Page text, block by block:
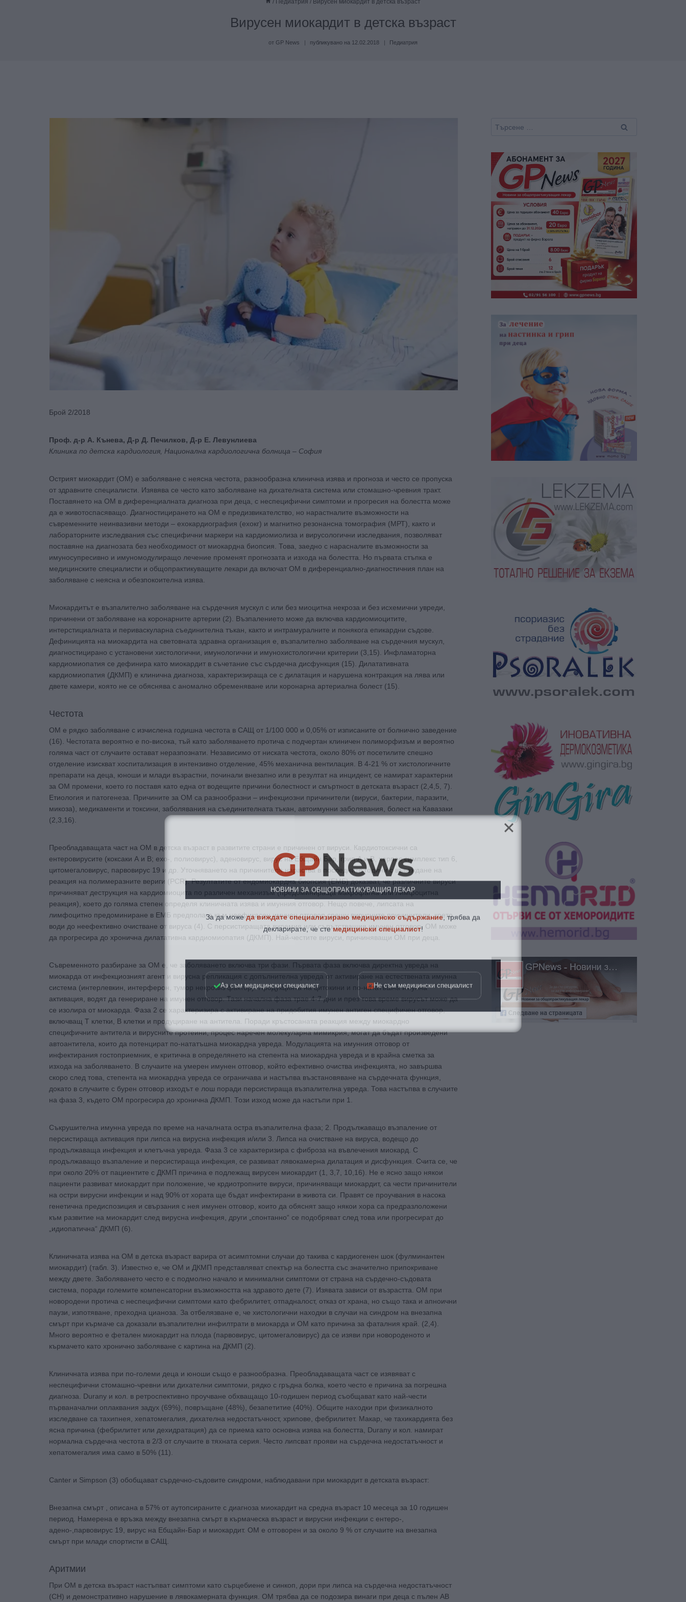
/ Педиатрия / Вирусен миокардит в детска възраст
Вирусен миокардит в детска възраст
от GP News публикувано на 12.02.2018 Педиатрия
Брой 2/2018
Проф. д-р А. Кънева, Д-р Д. Печилков, Д-р Е. Левунлиева
Клиника по детска кардиология, Национална кардиологична болница – София
Острият миокардит (ОМ) е заболяване с неясна честота, разнообразна клинична изява и прогноза и често се пропуска
от здравните специалисти. Изявява се често като заболяване на дихателната система или стомашно-чревния тракт.
Поставянето на ОМ в диференциалната диагноза при деца, с неспецифични симптоми и прогресия на болестта може
да е животоспасяващо. Диагностицирането на ОМ е предизвикателство, но нарастналите възможности на
съвременните неинвазивни методи – ехокардиография (ехокг) и магнитно резонансна томография (МРТ), както и
лабораторните изследвания със специфични маркери на кардиомиолиза и вирусологични изследвания, позволяват
поставяне на диагнозата без необходимост от миокардна биопсия. Това, заедно с нарасналите възможности за
имуносупресивно и имуномодулиращо лечение променят прогнозата и изхода на болестта. Но първата стъпка е
медицинските специалисти и общопрактикуващите лекари да включат ОМ в диференциално-диагностичния план на
заболяване с неясна и обезпокоителна изява.
Миокардитът е възпалително заболяване на сърдечния мускул с или без миоцитна некроза и без исхемични увреди,
причинени от заболяване на коронарните артерии (2). Възпалението може да включва кардиомиоцитите,
интерстициалната и периваскуларна съединителна тъкан, както и интрамуралните и понякога епикардни съдове.
Дефиницията на миокардита на световната здравна организация е, възпалително заболяване на сърдечния мускул,
диагностицирано с установени хистологични, имунологични и имунохистологични критерии (3,15). Инфламаторна
кардиомиопатия се дефинира като миокардит в съчетание със сърдечна дисфункция (15). Дилатативната
кардиомиопатия (ДКМП) е клинична диагноза, характеризираща се с дилатация и нарушена контракция на лява или
двете камери, която не се обяснява с аномално обременяване или коронарна артериална болест (15).
Честота
ОМ е рядко заболяване с изчислена годишна честота в САЩ от 1/100 000 и 0,05% от изписаните от болнично заведение
(16). Честотата вероятно е по-висока, тъй като заболяването протича с подчертан клиничен полиморфизъм и вероятно
голяма част от случаите остават неразпознати. Независимо от ниската честота, около 80% от посетилите спешно
отделение изискват хоспитализация в интензивно отделение, 45% механична вентилация. В 4-21 % от хистологичните
препарати на деца, юноши и млади възрастни, починали внезапно или в резултат на инцидент, се намират характерни
за ОМ промени, което го поставя като една от водещите причини болестност и смъртност в детската възраст (2,4,5, 7).
Етиология и патогенеза. Причините за ОМ са разнообразни – инфекциозни причинители (вируси, бактерии, паразити,
микоза), медикаменти и токсини, заболявания на съединителната тъкан, автоимунни заболявания, болест на Кавазаки
(2,3,16).
Преобладаващата част на ОМ в детска възраст в развитите страни е причинен от вируси. Кардиотоксични са
ентеровирусите (коксаки А и В; ехо-, полиовирус), аденовирус, вирус на Ебщайн Бар, грип А и В, херпес симплекс тип 6,
цитомегаловирус, парвовирус 19 и др. Уточняването на причинителя нараства в последните години с въвеждане на
реакция на полимеразните вериги (PCR). Резултатите от ендомиокардна биопсия (ЕМБ) доказват, че различните вируси
причиняват деструкция на кардиомиоцита по различен механизъм (предоминираща макрофагна или лимфоцитна
реакция), което до голяма степен определя клиничната изява и имунния отговор. Нещо повече, липсата на
лимфоцитно предоминиране в ЕМБ предполага към неефикасен имунен отговор срещу вирусните причинители, което
води до неефективно очистване от вируса (4). С персистиращата виремия или съпътстващия имунен отговор, ОМ може
да прогресира до хронична дилатативна кардиомиопатия (ДКМП). Най-честите вируси, причиняващи ОМ при деца.
Съвременното разбиране за ОМ е, че заболяването включва три фази. Първата фаза включва директна увреда на
миокарда от инфекциозният агент и вирусна репликация с допълнителна увреда от активиране на естествената имунна
система (интерлевкин, интерферон, тумор некрозиз фактор). Продукцията на цитокини и по-нататъшна имунна
активация, водят да генериране на имунен отговор. Тази начална фаза трае 4-7 дни и през това време вирусът може да
се изолира от миокарда. Фаза 2 се характеризира с активиране на придобития имунен антиген специфичен отговор,
включващ Т клетки, В клетки и продуциране на антитела. Поради кръстосаната реакция между миокардно
специфичните антитела и вирусните протеини, процес наречен молекуларна мимикрия, могат да бъдат произведени
автоантитела, които да потенцират по-нататъшна миокардна увреда. Модулацията на имунния отговор от
инфектирания гостоприемник, е критична в определянето на степента на миокардна увреда и в крайна сметка за
изхода на заболяването. В случаите на умерен имунен отговор, който ефективно очиства инфекцията, но завършва
скоро след това, степента на миокардна увреда се ограничава и настъпва възстановяване на сърдечната функция,
докато в случаите с бурен отговор изходът е лош поради персистираща възпалителна увреда. Това настъпва в случаите
на фаза 3, където ОМ прогресира до хронична ДКМП. Този изход може да настъпи при 1.
Съкрушителна имунна увреда по време на началната остра възпалителна фаза; 2. Продължаващо възпаление от
персистираща активация при липса на вирусна инфекция и/или 3. Липса на очистване на вируса, водещо до
продължаваща инфекция и клетъчна увреда. Фаза 3 се характеризира с фиброза на въвлечения миокард. С
продължаващо възпаление и персистираща инфекция, се развиват лявокамерна дилатация и дисфункция. Счита се, че
при около 20% от пациентите с ДКМП причина е подлежащ вирусен миокардит (1, 3,7, 10,16). Не е ясно защо някои
пациенти развиват миокардит при положение, че крдиотропните вируси, причиняващи миокардит, са чести причинители
на остри вирусни инфекции и над 90% от хората ще бъдат инфектирани в живота си. Правят се проучвания в насока
генетична предиспозиция и свързания с нея имунен отговор, които да обяснят защо някои хора са предразлоложени
към развитие на миокардит след вирусна инфекция, други „спонтанно“ се подобряват след това или прогресират до
„идиопатична“ ДКМП (6).
Клиничната изява на ОМ в детска възраст варира от асимптомни случаи до такива с кардиогенен шок (фулминантен
миокардит) (табл. 3). Известно е, че ОМ и ДКМП представляват спектър на болестта със значително припокриване
между двете. Заболяването често е с подмолно начало и минимални симптоми от страна на сърдечно-съдовата
система, поради големите компенсаторни възможността на здравото дете (7). Изявата зависи от възрастта. ОМ при
новородени протича с неспецифични симптоми като фебрилитет, отпадналост, отказ от храна, но също така и апноични
паузи, изпотяване, преходна цианоза. За отбелязване е, че хистологични находки в случаи на синдром на внезапна
смърт при кърмаче са доказали възпалителни инфилтрати в миокарда и ОМ като причина за фаталния край. (2,4).
Много вероятно е фетален миокардит на плода (парвовирус, цитомегаловирус) да се изяви при новороденото и
кърмачето като хронично заболяване с картина на ДКМП (2).
Клиничната изява при по-големи деца и юноши също е разнообразна. Преобладаващата част се изявяват с
неспецифични стомашно-чревни или дихателни симптоми, рядко с гръдна болка, което често е причина за погрешна
диагноза. Durany и кол. в ретроспективно проучване обхващащо 10-годишен период съобщават като най-чести
първаначални оплаквания задух (69%), повръщане (48%), безапетитие (40%). Общите находки при физикалното
изследване са тахипнея, хепатомегалия, дихателна недостатъчност, хрипове, фебрилитет. Макар, че тахикардията без
ясна причина (фебрилитет или дехидратация) да се приема като основна изява на болестта, Durany и кол. намират
нормална сърдечна честота в 2/3 от случаите в тяхната серия. Често липсват прояви на сърдечна недостатъчност и
хепатомегалия има само в 50% (11).
Canter и Simpson (3) обобщават сърдечно-съдовите синдроми, наблюдавани при миокардит в детската възраст:
Внезапна смърт , описана в 57% от аутопсираните с диагноза миокардит на средна възраст 10 месеца за 10 годишен
период. Намерена е връзка между внезапна смърт в кърмаческа възраст и вирусни инфекции с ентеро-,
адено-,парвовирус 19, вирус на Ебщайн-Бар и миокардит. ОМ е отговорен и за около 9 % от случаите на внезапна
смърт при млади спортисти в САЩ.
Аритмии
При ОМ в детска възраст настъпват симптоми като сърцебиене и синкоп, дори при липса на сърдечна недостатъчност
(СН) и демонстративно нарушение в лявокамерната функция. ОМ трябва да се подозира винаги при деца с пълен АВ
Търсене
GPNews
НОВИНИ ЗА ОБЩОПРАКТИКУВАЩИЯ ЛЕКАР
За да можеда виждате специализирано медицинско съдържание
декларирате, че стемедицински специалист!
Аз съм медицински специалист Не съм медицински специалист